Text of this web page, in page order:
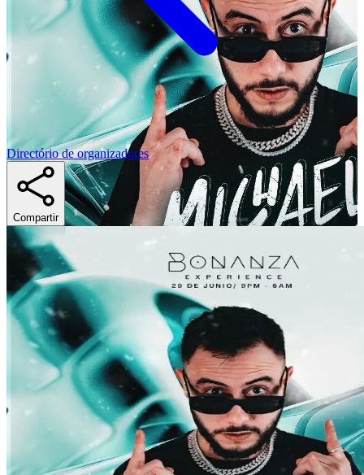
Directório de organizadores
Compartir